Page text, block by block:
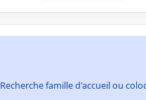
Recherche famille d'accueil ou